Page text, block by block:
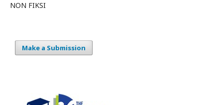
NON FIKSI
Make a Submission